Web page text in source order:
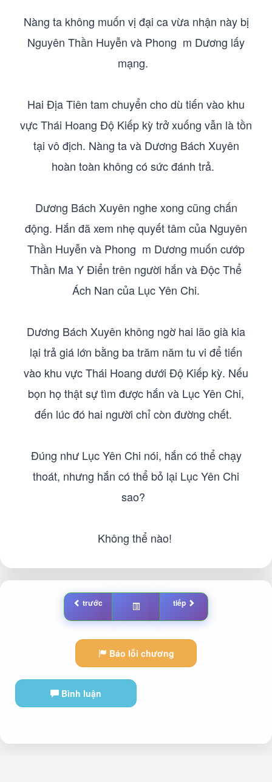
Nàng ta không muốn vị đại ca vừa nhận này bị
Nguyên Thần Huyễn và Phong m Dương lấy
mạng.
Hai Địa Tiên tam chuyển cho dù tiến vào khu
vực Thái Hoang Độ Kiếp kỳ trở xuống vẫn là tồn
tại vô địch. Nàng ta và Dương Bách Xuyên
hoàn toàn không có sức đánh trả.
Dương Bách Xuyên nghe xong cũng chấn
động. Hắn đã xem nhẹ quyết tâm của Nguyên
Thần Huyễn và Phong m Dương muốn cướp
Thần Ma Y Điển trên người hắn và Độc Thể
Ách Nan của Lục Yên Chi.
Dương Bách Xuyên không ngờ hai lão già kia
lại trả giá lớn bằng ba trăm năm tu vi để tiến
vào khu vực Thái Hoang dưới Độ Kiếp kỳ. Nếu
bọn họ thật sự tìm được hắn và Lục Yên Chi,
đến lúc đó hai người chỉ còn đường chết.
Đúng như Lục Yên Chi nói, hắn có thể chạy
thoát, nhưng hắn có thể bỏ lại Lục Yên Chi
sao?
Không thể nào!
trước tiếp
Báo lỗi chương
Bình luận